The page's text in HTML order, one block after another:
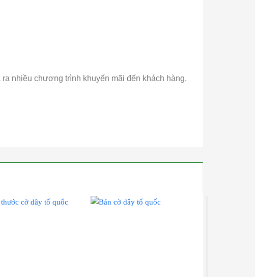
nhiều chương trình khuyến mãi đến khách hàng.